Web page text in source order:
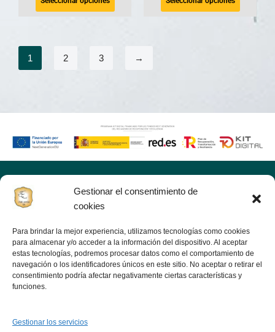
Gestionar el consentimiento de
cookies
Para brindar la mejor experiencia, utilizamos tecnologías como cookies
para almacenar y/o acceder a la información del dispositivo. Al aceptar
estas tecnologías, podremos procesar datos como el comportamiento de
navegación o los identificadores únicos en este sitio. No aceptar o retirar el
consentimiento podría afectar negativamente ciertas características y
funciones.
Gestionar los servicios
1 2 3 →
Viejo jamón